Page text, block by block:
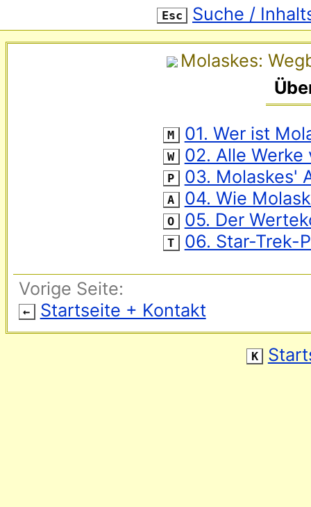
Molaskes:
M ‌ 01. Wer ist
W ‌ 02. Alle Werke
P ‌ 03. Molaskes'
A ‌ 04. Wie
O ‌ 05. Der
T ‌ 06. Star-Trek-
Vorige Seite:
← Startseite + Kontakt
K
Esc Suche /